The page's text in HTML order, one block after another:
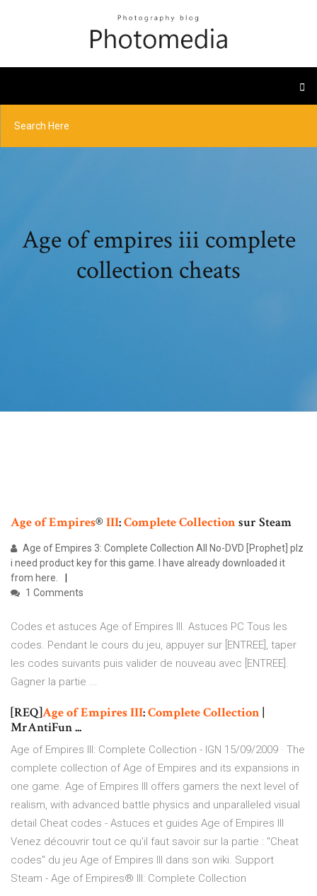
Age of empires iii complete
collection cheats
AgeofEmpires® III:CompleteCollectionsur Steam
Age of Empires 3: Complete Collection All No-DVD [Prophet] plz
i need product key for this game. I have already downloaded it
from here.
1 Comments
Codes et astuces Age of Empires III. Astuces PC Tous les
codes. Pendant le cours du jeu, appuyer sur [ENTREE], taper
les codes suivants puis valider de nouveau avec [ENTREE].
Gagner la partie ...
[REQ]Ageof EmpiresIII:CompleteCollection|
MrAntiFun ...
Age of Empires III: Complete Collection - IGN 15/09/2009 · The
complete collection of Age of Empires and its expansions in
one game. Age of Empires III offers gamers the next level of
realism, with advanced battle physics and unparalleled visual
detail Cheat codes - Astuces et guides Age of Empires III
Venez découvrir tout ce qu'il faut savoir sur la partie : "Cheat
codes" du jeu Age of Empires III dans son wiki. Support
Steam - Age of Empires® III: Complete Collection